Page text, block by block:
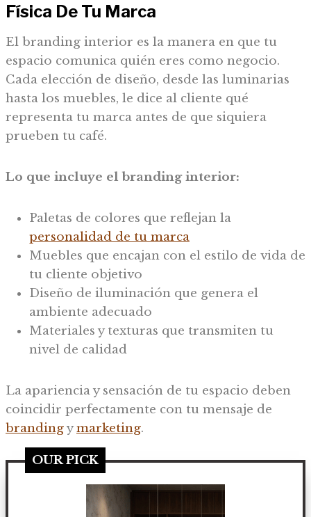
Física De Tu Marca
El branding interior es la manera en que tu
espacio comunica quién eres como negocio.
Cada elección de diseño, desde las luminarias
hasta los muebles, le dice al cliente qué
representa tu marca antes de que siquiera
prueben tu café.
Lo que incluye el branding interior:
Paletas de colores que reflejan la
personalidad de tu marca
Muebles que encajan con el estilo de vida de
tu cliente objetivo
Diseño de iluminación que genera el
ambiente adecuado
Materiales y texturas que transmiten tu
nivel de calidad
La apariencia y sensación de tu espacio deben
coincidir perfectamente con tu mensaje de
brandingymarketing.
OUR PICK